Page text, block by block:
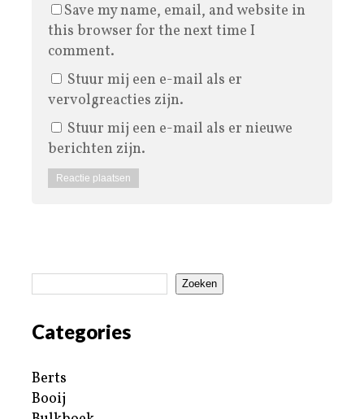
Save my name, email, and website in
this browser for the next time I
comment.
Stuur mij een e-mail als er
vervolgreacties zijn.
Stuur mij een e-mail als er nieuwe
berichten zijn.
Zoeken
Categories
Berts
Booij